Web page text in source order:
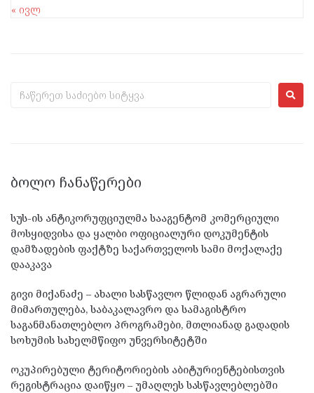
« ივლ
ᲑᲝᲚᲝ ᲩᲐᲜᲐᲬᲔᲠᲔᲑᲘ
სუს-ის ანტიკორუფციულმა სააგენტომ კომერციული
მოსყიდვისა და ყალბი ოფიციალური დოკუმენტის
დამზადების ფაქტზე საქართველოს სამი მოქალაქე
დააკავა
გივი მიქანაძე – ახალი სასწავლო წლიდან აგრარული
მიმართულება, საბაკალავრო და სამაგისტრო
საგანმანათლებლო პროგრამები, მთლიანად გადადის
სოხუმის სახელმწიფო უნვერსიტეტში
ოკუპირებული ტერიტორიების აბიტურიენტებისთვის
რეგისტრაცია დაიწყო – უმაღლეს სასწავლებლებში